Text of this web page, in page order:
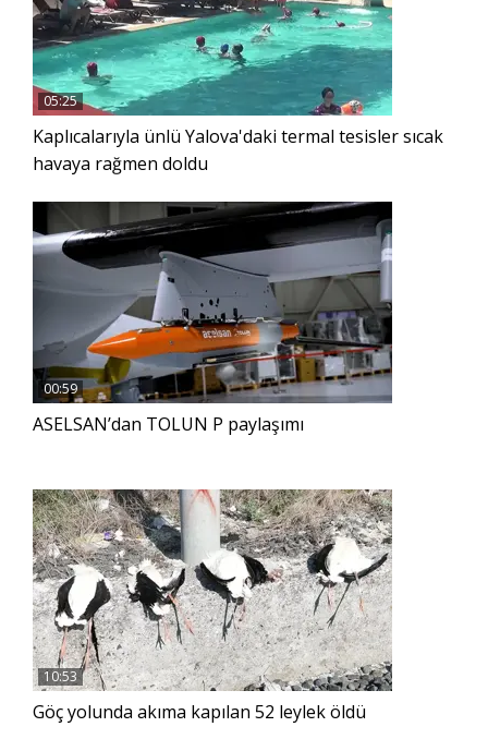
05:25
Kaplıcalarıyla ünlü Yalova'daki termal tesisler sıcak
havaya rağmen doldu
00:59
ASELSAN’dan TOLUN P paylaşımı
10:53
Göç yolunda akıma kapılan 52 leylek öldü